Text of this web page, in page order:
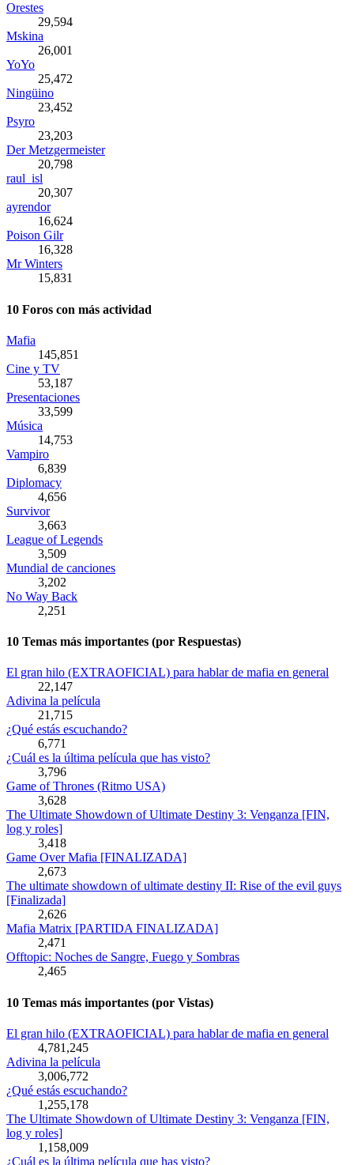
Orestes
29,594
Mskina
26,001
YoYo
25,472
Ningüino
23,452
Psyro
23,203
Der Metzgermeister
20,798
raul_isl
20,307
ayrendor
16,624
Poison Gilr
16,328
Mr Winters
15,831
10 Foros con más actividad
Mafia
145,851
Cine y TV
53,187
Presentaciones
33,599
Música
14,753
Vampiro
6,839
Diplomacy
4,656
Survivor
3,663
League of Legends
3,509
Mundial de canciones
3,202
No Way Back
2,251
10 Temas más importantes (por Respuestas)
El gran hilo (EXTRAOFICIAL) para hablar de mafia en general
22,147
Adivina la película
21,715
¿Qué estás escuchando?
6,771
¿Cuál es la última película que has visto?
3,796
Game of Thrones (Ritmo USA)
3,628
The Ultimate Showdown of Ultimate Destiny 3: Venganza [FIN,
log y roles]
3,418
Game Over Mafia [FINALIZADA]
2,673
The ultimate showdown of ultimate destiny II: Rise of the evil guys
[Finalizada]
2,626
Mafia Matrix [PARTIDA FINALIZADA]
2,471
Offtopic: Noches de Sangre, Fuego y Sombras
2,465
10 Temas más importantes (por Vistas)
El gran hilo (EXTRAOFICIAL) para hablar de mafia en general
4,781,245
Adivina la película
3,006,772
¿Qué estás escuchando?
1,255,178
The Ultimate Showdown of Ultimate Destiny 3: Venganza [FIN,
log y roles]
1,158,009
¿Cuál es la última película que has visto?